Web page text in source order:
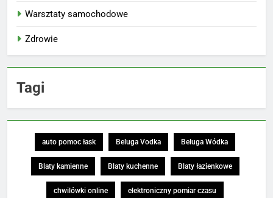
Warsztaty samochodowe
Zdrowie
Tagi
auto pomoc łask Beluga Vodka Beluga Wódka
Blaty kamienne Blaty kuchenne Blaty łazienkowe
chwilówki online elektroniczny pomiar czasu